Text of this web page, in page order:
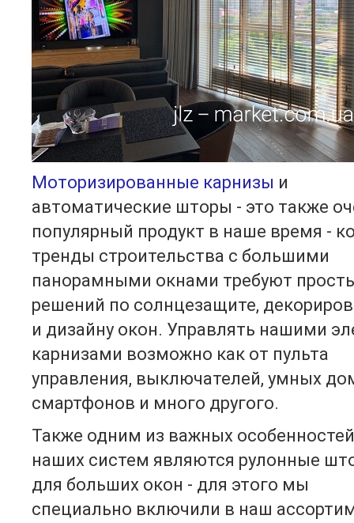
Моторизированные карнизы и
автоматические шторы - это также
популярный продукт в наше время -
тренды строительства с большими
панорамными окнами требуют
решений по солнцезащите,
и дизайну окон. Управлять нашими
карнизами возможно как от пульта
управления, выключателей, умных
смартфонов и много другого.
Также одним из важных особенностей
наших систем являются рулонные
для больших окон - для этого мы
специально включили в наш